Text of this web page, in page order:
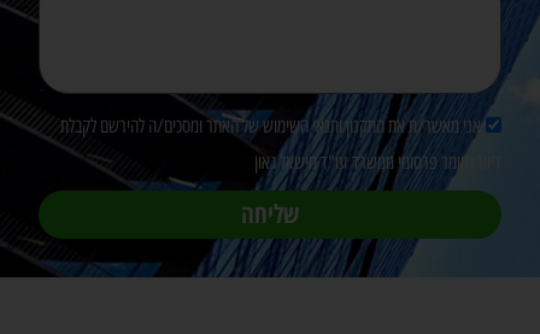
אני מאשר/ת את התקנון ותנאי השימוש של האתר ומסכים/ה להירשם לקבלת
דיוור וחומר פרסומי ממשרד עו"ד מישאל גאון
שליחה